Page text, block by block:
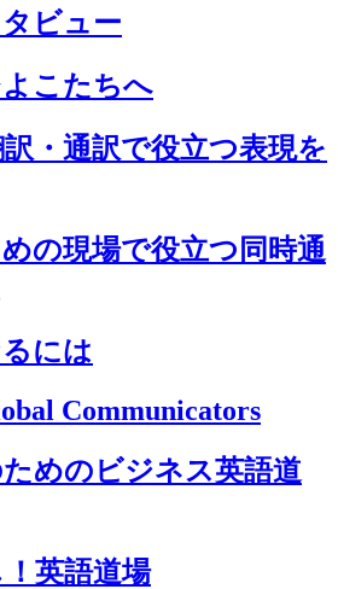
ビュー
こたちへ
・通訳で役立つ表現を
の現場で役立つ同時通
には
Communicators
めのビジネス英語道
英語道場